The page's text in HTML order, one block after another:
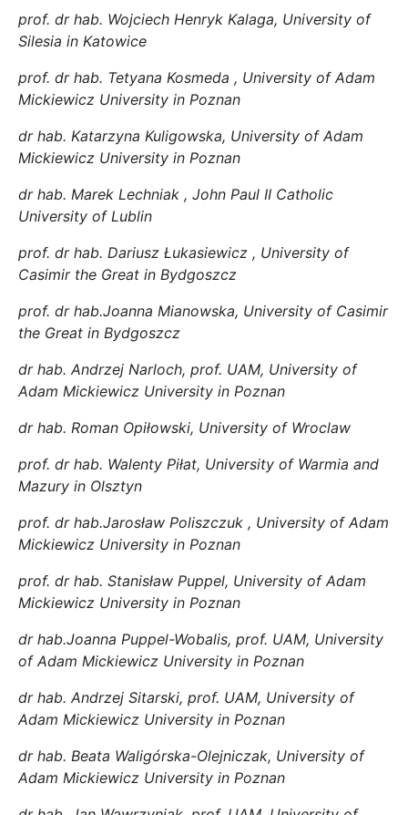
prof. dr hab. Wojciech Henryk Kalaga, University of
Silesia in Katowice
prof. dr hab. Tetyana Kosmeda , University of Adam
Mickiewicz University in Poznan
dr hab. Katarzyna Kuligowska, University of Adam
Mickiewicz University in Poznan
dr hab. Marek Lechniak , John Paul II Catholic
University of Lublin
prof. dr hab. Dariusz Łukasiewicz , University of
Casimir the Great in Bydgoszcz
prof. dr hab.Joanna Mianowska, University of Casimir
the Great in Bydgoszcz
dr hab. Andrzej Narloch, prof. UAM, University of
Adam Mickiewicz University in Poznan
dr hab. Roman Opiłowski, University of Wroclaw
prof. dr hab. Walenty Piłat, University of Warmia and
Mazury in Olsztyn
prof. dr hab.Jarosław Poliszczuk , University of Adam
Mickiewicz University in Poznan
prof. dr hab. Stanisław Puppel, University of Adam
Mickiewicz University in Poznan
dr hab.Joanna Puppel-Wobalis, prof. UAM, University
of Adam Mickiewicz University in Poznan
dr hab. Andrzej Sitarski, prof. UAM, University of
Adam Mickiewicz University in Poznan
dr hab. Beata Waligórska-Olejniczak, University of
Adam Mickiewicz University in Poznan